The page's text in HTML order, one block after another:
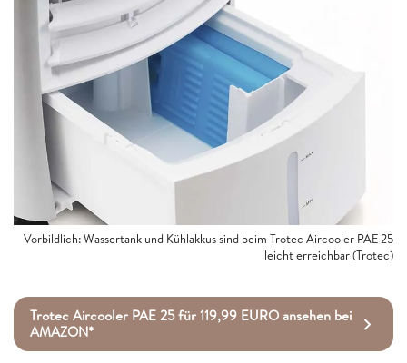
Vorbildlich: Wassertank und Kühlakkus sind beim Trotec Aircooler PAE 25
leicht erreichbar (Trotec)
Trotec Aircooler PAE 25 für 119,99 EURO ansehen bei
AMAZON*